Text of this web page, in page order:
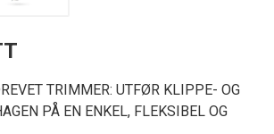
TRIMMER: UTFØR KLIPPE- OG
PÅ EN ENKEL, FLEKSIBEL OG